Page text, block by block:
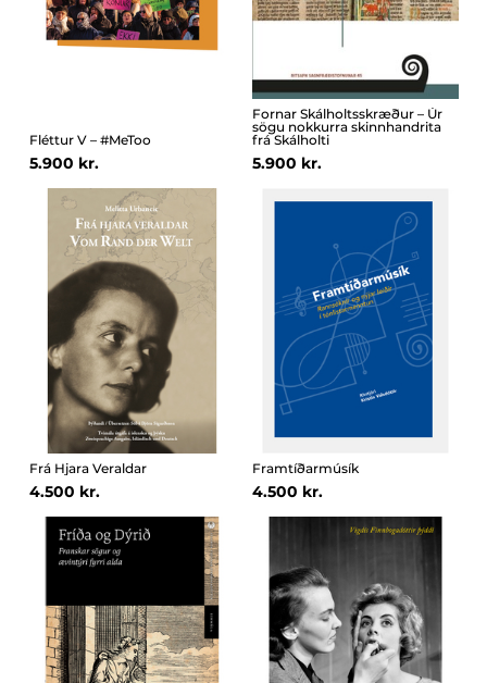
Fléttur V – #MeToo
5.900 kr.
Fornar Skálholtsskræður – Úr
sögu nokkurra skinnhandrita
frá Skálholti
5.900 kr.
Frá Hjara Veraldar
4.500 kr.
Framtíðarmúsík
4.500 kr.